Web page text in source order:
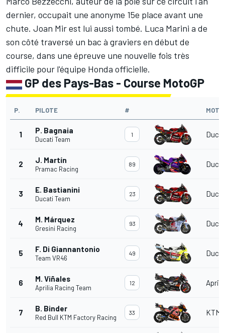
dernier, occupait une anonyme 15e place avant une
chute. Joan Mirest lui aussi tombé. Luca Marini a de
son côté traversé un bac à graviers en début de
course, dans une épreuve une nouvelle fois très
difficile pour l'équipe Honda officielle.
GP des Pays-Bas - Course MotoGP
P. PILOTE # MOTO
1 P. Bagnaia
Ducati Team
1
2 J. Martín
Pramac Racing
89
3 E. Bastianini
Ducati Team
23
4 M. Márquez
Gresini Racing
93
5 F. Di Giannantonio
Team VR46
49
6 M. Viñales
Aprilia Racing Team
12
7 B. Binder
Red Bull KTM Factory Racing
33 KTM